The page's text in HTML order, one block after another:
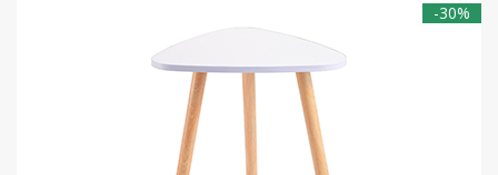
-30%